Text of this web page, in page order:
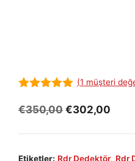
5
(1 müşteri
€350,00 Orijinal
€302,00
Etiketler: Rdr Dedektör, Rdr